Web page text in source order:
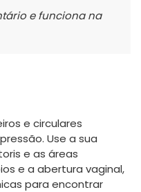
e funciona na
e circulares
Use a sua
e as áreas
e a abertura vaginal,
para encontrar